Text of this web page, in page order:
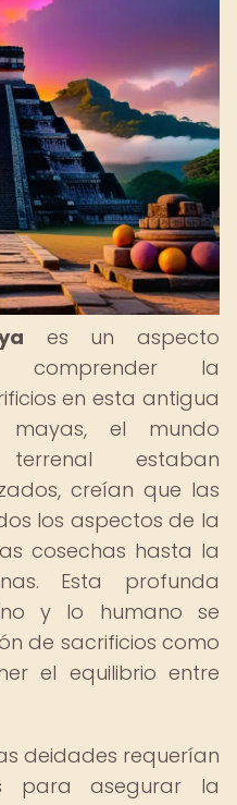
es un aspecto
comprender la
en esta antigua
mayas, el mundo
estaban
creían que las
los aspectos de la
cosechas hasta la
Esta profunda
y lo humano se
de sacrificios como
el equilibrio entre
deidades requerían
para asegurar la